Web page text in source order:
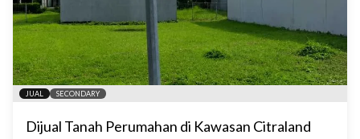
JUAL SECONDARY
Dijual Tanah Perumahan di Kawasan Citraland